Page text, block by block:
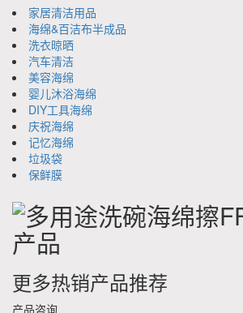
家居清洁用品
海绵&百洁布半成品
洗衣晾晒
汽车清洁
美容海绵
婴儿沐浴海绵
DIY工具海绵
庆祝海绵
记忆海绵
垃圾袋
保鲜膜
产品
更多热销产品推荐
产品咨询